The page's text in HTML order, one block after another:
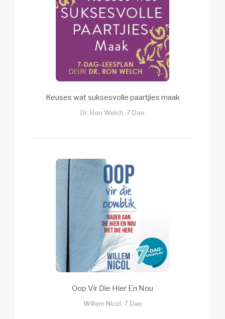
Keuses wat suksesvolle paartjies maak
Dr. Ron Welch, 7 Dae
Oop Vir Die Hier En Nou
Willem Nicol, 7 Dae